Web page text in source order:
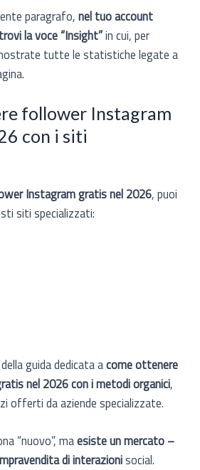
paragrafo,nel tuo account
la voce “Insight”in cui, per
tutte le statistiche legate a
follower Instagram
con i siti
Instagram gratis nel 2026, puoi
siti specializzati:
guida dedicata acome ottenere
nel 2026 con i metodi organici,
offerti da aziende specializzate.
“nuovo”, maesiste un mercato –
di interazionisocial.